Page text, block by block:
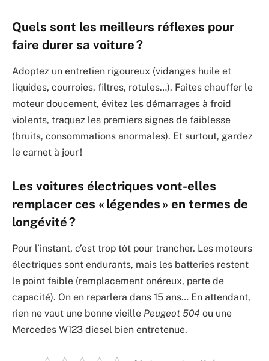
Quels sont les meilleurs réflexes pour
faire durer sa voiture ?
Adoptez un entretien rigoureux (vidanges huile et
liquides, courroies, filtres, rotules…). Faites chauffer le
moteur doucement, évitez les démarrages à froid
violents, traquez les premiers signes de faiblesse
(bruits, consommations anormales). Et surtout, gardez
le carnet à jour !
Les voitures électriques vont-elles
remplacer ces « légendes » en termes de
longévité ?
Pour l’instant, c’est trop tôt pour trancher. Les moteurs
électriques sont endurants, mais les batteries restent
le point faible (remplacement onéreux, perte de
capacité). On en reparlera dans 15 ans… En attendant,
rien ne vaut une bonne vieille Peugeot 504 ou une
Mercedes W123 diesel bien entretenue.